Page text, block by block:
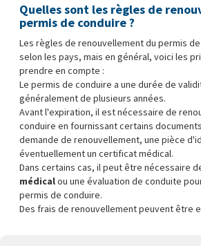
Quelles sont les règles de
permis de conduire ?
Les règles de renouvellement du permis
selon les pays, mais en général, voici les
prendre en compte :
Le permis de conduire a une durée de
généralement de plusieurs années.
Avant l'expiration, il est nécessaire de
conduire en fournissant certains
demande de renouvellement, une pièce
éventuellement un certificat médical.
Dans certains cas, il peut être nécessaire
médicalou une évaluation de conduite
permis de conduire.
Des frais de renouvellement peuvent être